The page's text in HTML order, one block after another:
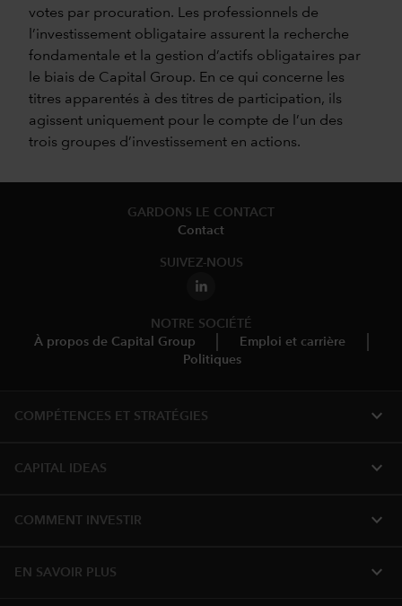
votes par procuration. Les professionnels de
l’investissement obligataire assurent la recherche
fondamentale et la gestion d’actifs obligataires par
le biais de Capital Group. En ce qui concerne les
titres apparentés à des titres de participation, ils
agissent uniquement pour le compte de l’un des
trois groupes d’investissement en actions.
GARDONS LE CONTACT
Contact
SUIVEZ-NOUS
NOTRE SOCIÉTÉ
À propos de Capital Group
Emploi et carrière
Politiques
COMPÉTENCES ET STRATÉGIES expand_more
CAPITAL IDEAS expand_more
COMMENT INVESTIR expand_more
EN SAVOIR PLUS expand_more